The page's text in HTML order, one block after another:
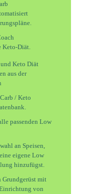
Keto-Diät.
Keto Diät
aus der
/ Keto
passenden Low
an Speisen,
eigene Low
hinzufügst.
mit
von